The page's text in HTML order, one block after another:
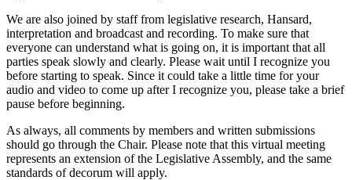
We are also joined by staff from legislative research, Hansard,
interpretation and broadcast and recording. To make sure that
everyone can understand what is going on, it is important that all
parties speak slowly and clearly. Please wait until I recognize you
before starting to speak. Since it could take a little time for your
audio and video to come up after I recognize you, please take a brief
pause before beginning.
As always, all comments by members and written submissions
should go through the Chair. Please note that this virtual meeting
represents an extension of the Legislative Assembly, and the same
standards of decorum will apply.